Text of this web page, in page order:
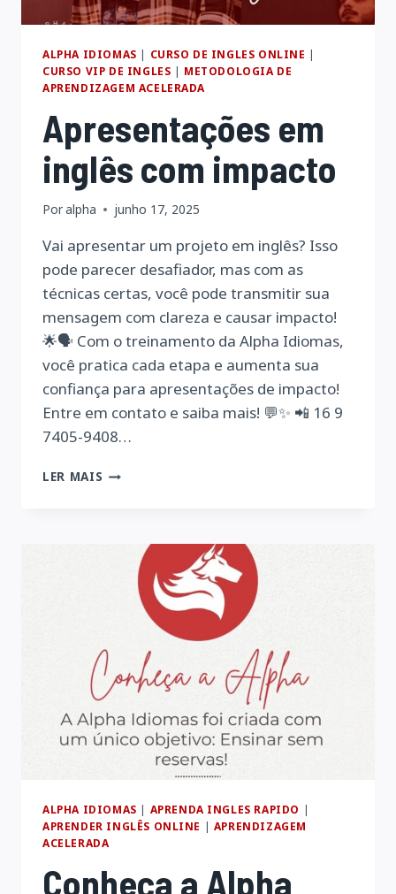
ALPHA IDIOMAS | CURSO DE INGLES ONLINE |
CURSO VIP DE INGLES | METODOLOGIA DE
APRENDIZAGEM ACELERADA
Apresentações em
inglês com impacto
Poralpha junho 17, 2025
Vai apresentar um projeto em inglês? Isso
pode parecer desafiador, mas com as
técnicas certas, você pode transmitir sua
mensagem com clareza e causar impacto!
🌟🗣️ Com o treinamento da Alpha Idiomas,
você pratica cada etapa e aumenta sua
confiança para apresentações de impacto!
Entre em contato e saiba mais! 💬✨ 📲 16 9
7405-9408…
LER MAIS APRESENTAÇÕES
IMPACTO
ALPHA IDIOMAS | APRENDA INGLES RAPIDO |
APRENDER INGLÊS ONLINE | APRENDIZAGEM
ACELERADA
Conheça a Alpha